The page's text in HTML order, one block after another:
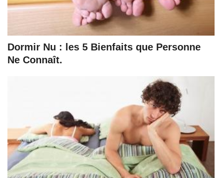
Dormir Nu : les 5 Bienfaits que Personne
Ne Connaît.